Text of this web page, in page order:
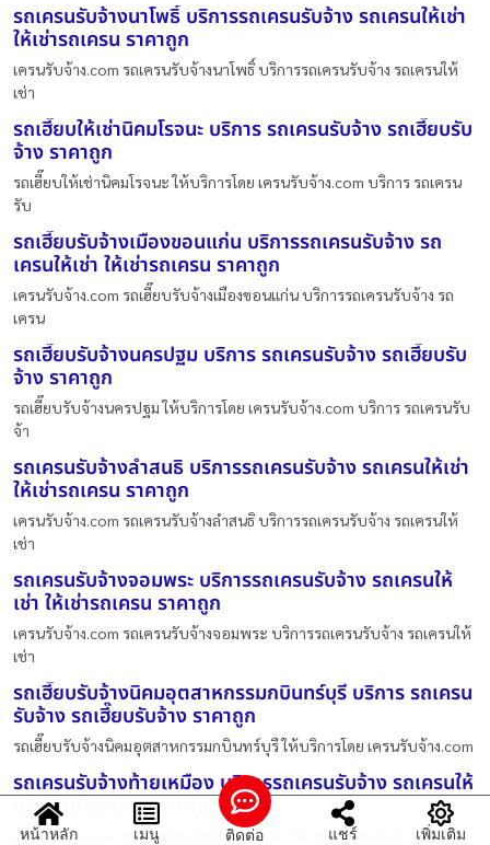
รถเครนรับจ้างนาโพธิ์ บริการรถเครนรับจ้าง รถเครนให้เช่า
ให้เช่ารถเครน ราคาถูก
เครนรับจ้าง.com รถเครนรับจ้างนาโพธิ์ บริการรถเครนรับจ้าง รถเครนให้
เช่า
รถเฮี๊ยบให้เช่านิคมโรจนะ บริการ รถเครนรับจ้าง รถเฮี๊ยบรับ
จ้าง ราคาถูก
รถเฮี๊ยบให้เช่านิคมโรจนะ ให้บริการโดย เครนรับจ้าง.com บริการ รถเครน
รับ
รถเฮี๊ยบรับจ้างเมืองขอนแก่น บริการรถเครนรับจ้าง รถ
เครนให้เช่า ให้เช่ารถเครน ราคาถูก
เครนรับจ้าง.com รถเฮี๊ยบรับจ้างเมืองขอนแก่น บริการรถเครนรับจ้าง รถ
เครน
รถเฮี๊ยบรับจ้างนครปฐม บริการ รถเครนรับจ้าง รถเฮี๊ยบรับ
จ้าง ราคาถูก
รถเฮี๊ยบรับจ้างนครปฐม ให้บริการโดย เครนรับจ้าง.com บริการ รถเครนรับ
จ้า
รถเครนรับจ้างลำสนธิ บริการรถเครนรับจ้าง รถเครนให้เช่า
ให้เช่ารถเครน ราคาถูก
เครนรับจ้าง.com รถเครนรับจ้างลำสนธิ บริการรถเครนรับจ้าง รถเครนให้
เช่า
รถเครนรับจ้างจอมพระ บริการรถเครนรับจ้าง รถเครนให้
เช่า ให้เช่ารถเครน ราคาถูก
เครนรับจ้าง.com รถเครนรับจ้างจอมพระ บริการรถเครนรับจ้าง รถเครนให้
เช่า
รถเฮี๊ยบรับจ้างนิคมอุตสาหกรรมกบินทร์บุรี บริการ รถเครน
รับจ้าง รถเฮี๊ยบรับจ้าง ราคาถูก
รถเฮี๊ยบรับจ้างนิคมอุตสาหกรรมกบินทร์บุรี ให้บริการโดย เครนรับจ้าง.com
รถเครนรับจ้างท้ายเหมือง บริการรถเครนรับจ้าง รถเครนให้
เช่า ให้เช่ารถเครน ราคาถูก
เครนรับจ้าง.com รถเครนรับจ้างท้ายเหมือง บริการรถเครนรับจ้าง รถเครน
หน้าหลัก เมนู ติดต่อ แชร์ เพิ่มเติม